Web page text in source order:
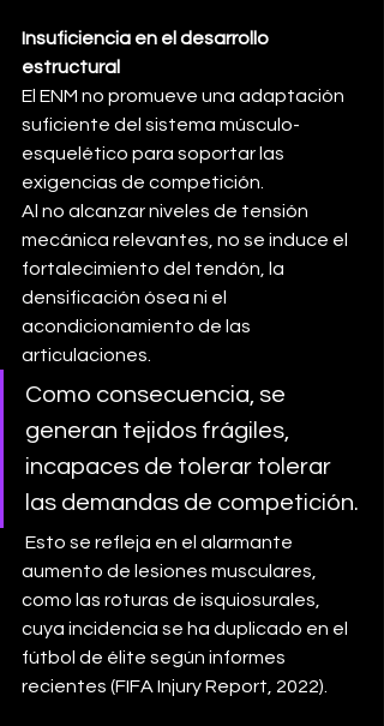
Insuficiencia en el desarrollo
estructural
El ENM no promueve una adaptación
suficiente del sistema músculo-
esquelético para soportar las
exigencias de competición.
Al no alcanzar niveles de tensión
mecánica relevantes, no se induce el
fortalecimiento del tendón, la
densificación ósea ni el
acondicionamiento de las
articulaciones.
Como consecuencia, se
generan tejidos frágiles,
incapaces de tolerar tolerar
las demandas de competición.
aumento de lesiones musculares,
como las roturas de isquiosurales,
cuya incidencia se ha duplicado en el
fútbol de élite según informes
recientes (FIFA Injury Report, 2022).